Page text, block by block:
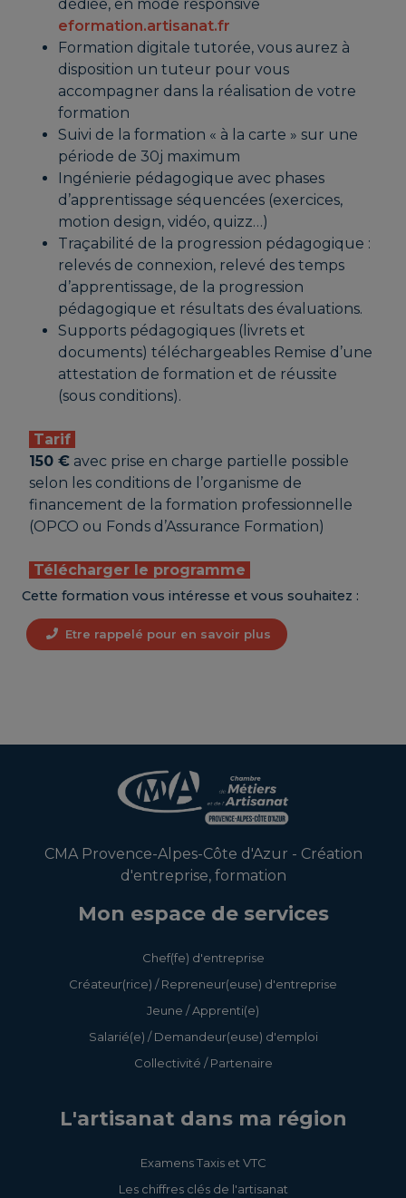
dédiée, en mode responsive
eformation.artisanat.fr
Formation digitale tutorée, vous aurez à
disposition un tuteur pour vous
accompagner dans la réalisation de votre
formation
Suivi de la formation « à la carte » sur une
période de 30j maximum
Ingénierie pédagogique avec phases
d’apprentissage séquencées (exercices,
motion design, vidéo, quizz…)
Traçabilité de la progression pédagogique :
relevés de connexion, relevé des temps
d’apprentissage, de la progression
pédagogique et résultats des évaluations.
Supports pédagogiques (livrets et
documents) téléchargeables Remise d’une
attestation de formation et de réussite
(sous conditions).
Tarif
150 € avec prise en charge partielle possible
selon les conditions de l’organisme de
financement de la formation professionnelle
(OPCO ou Fonds d’Assurance Formation)
Télécharger le programme
Cette formation vous intéresse et vous souhaitez :
Etre rappelé pour en savoir plus
CMA Provence-Alpes-Côte d'Azur - Création
d'entreprise, formation
Mon espace de services
Chef(fe) d'entreprise
Créateur(rice) / Repreneur(euse) d'entreprise
Jeune / Apprenti(e)
Salarié(e) / Demandeur(euse) d'emploi
Collectivité / Partenaire
L'artisanat dans ma région
Examens Taxis et VTC
Les chiffres clés de l'artisanat